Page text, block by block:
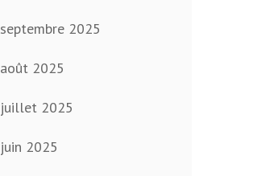
septembre 2025
août 2025
juillet 2025
juin 2025